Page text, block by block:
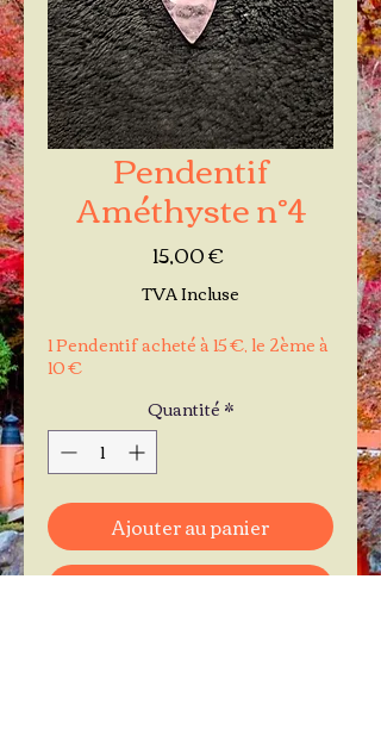
Pendentif
Améthyste n°4
15,00 €Prix
TVA Incluse
1 Pendentif acheté à 15 €, le 2ème à
10 €
Quantité*
Ajouter au panier